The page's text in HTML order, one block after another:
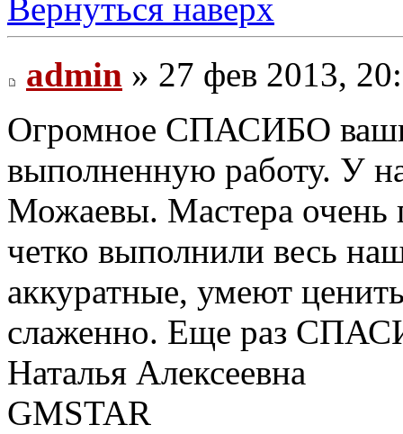
Вернуться наверх
admin » 27 фев 2013,
Огромное СПАСИБО
выполненную работу. У
Можаевы. Мастера очень
четко выполнили весь
аккуратные, умеют
слаженно. Еще раз
Наталья Алексеевна
GMSTAR